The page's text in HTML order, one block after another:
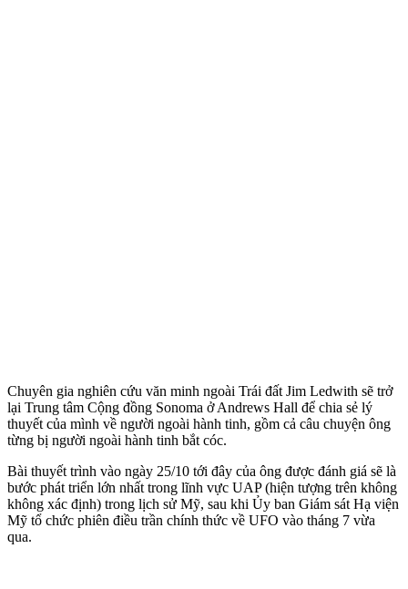
Chuyên gia nghiên cứu văn minh ngoài Trái đất Jim Ledwith sẽ trở
lại Trung tâm Cộng đồng Sonoma ở Andrews Hall để chia sẻ lý
thuyết của mình về người ngoài hành tinh, gồm cả câu chuyện ông
từng bị người ngoài hành tinh bắt cóc.
Bài thuyết trình vào ngày 25/10 tới đây của ông được đánh giá sẽ là
bước phát triển lớn nhất trong lĩnh vực UAP (hiện tượng trên không
không xác định) trong lịch sử Mỹ, sau khi Ủy ban Giám sát Hạ viện
Mỹ tổ chức phiên điều trần chính thức về UFO vào tháng 7 vừa
qua.